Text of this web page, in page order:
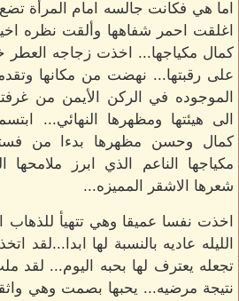
اما هي فكانت جالسه امام المرأة
اغلقت احمر شفاهها وألقت نظره
كمال مكياجها... اخذت زجاجه العطر
على رقبتها... نهضت من مكانها
الموجوده في الركن الأيمن من
الى هيئتها ومظهرها النهائي...
كمال وحسن مظهرها بدءا من
مكياجها الناعم الذي ابرز ملامحها
شعرها الاشقر المميزه...
اخذت نفسا عميقا وهي تتهيأ
الليله عاديه بالنسبة لها ابدا...لقد
تجعله يعترف لها بحبه اليوم... لقد
نتيجة مرضيه... يحبها بصمت وهي